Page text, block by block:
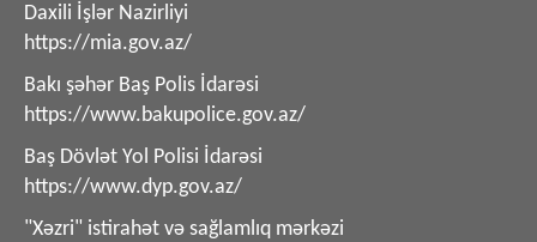
Daxili İşlər Nazirliyi
https://mia.gov.az/
Bakı şəhər Baş Polis İdarəsi
https://www.bakupolice.gov.az/
Baş Dövlət Yol Polisi İdarəsi
https://www.dyp.gov.az/
"Xəzri" istirahət və sağlamlıq mərkəzi